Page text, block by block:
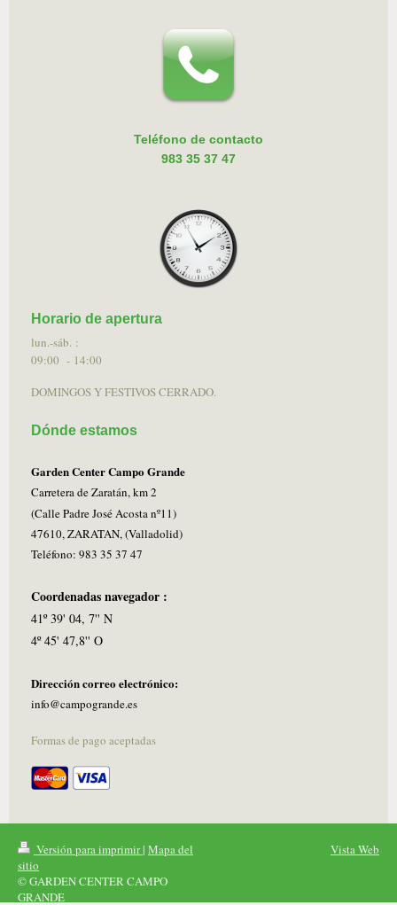
Teléfono de contacto
983 35 37 47
Horario de apertura
lun.-sáb. :
09:00 - 14:00
DOMINGOS Y FESTIVOS CERRADO.
Dónde estamos
Garden Center Campo Grande
Carretera de Zaratán, km 2
(Calle Padre José Acosta nº11)
47610, ZARATAN, (Valladolid)
Teléfono: 983 35 37 47
Coordenadas navegador :
41º 39' 04, 7'' N
4º 45' 47,8'' O
Dirección correo electrónico:
info@campogrande.es
Formas de pago aceptadas
Versión para imprimir| Mapa del
sitio
© GARDEN CENTER CAMPO
GRANDE
Vista Web